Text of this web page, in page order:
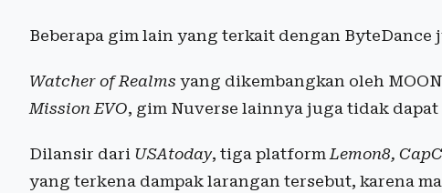
Beberapa gim lain yang terkait dengan ByteDance
Watcher of Realms yang dikembangkan oleh
Mission EVO, gim Nuverse lainnya juga tidak dapat
Dilansir dari USAtoday, tiga platformLemon8,
yang terkena dampak larangan tersebut, karena